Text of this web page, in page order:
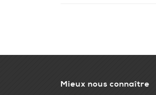
Mieux nous connaître